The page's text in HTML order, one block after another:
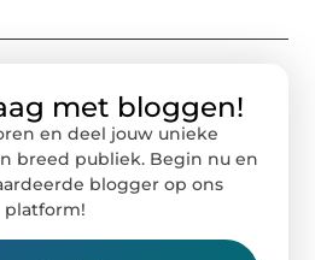
met bloggen!
en deel jouw unieke
breed publiek. Begin nu en
blogger op ons
platform!